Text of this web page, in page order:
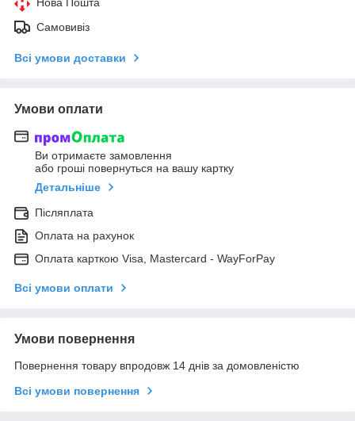
Самовивіз
Всі умови доставки
Умови оплати
Ви отримаєте замовлення
або гроші повернуться на вашу картку
Детальніше
Післяплата
Оплата на рахунок
Оплата карткою Visa, Mastercard - WayForPay
Всі умови оплати
Умови повернення
Повернення товару впродовж 14 днів за домовленістю
Всі умови повернення